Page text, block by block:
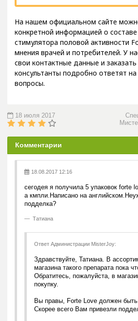
На нашем официальном сайте
конкретной информацией о
стимулятора половой активности
мнения врачей и потребителей. У
свои контактные данные и
консультанты подробно ответят
вопросы.
18 июля 2017
Комментарии
18.08.2017 12:16
сегодея я получила 5 упаковок forte
а кмпли.Написано на
подделка?
Татиана
Ответ Администрации MisterJoy:
Здравствуйте, Татиана. В
магазина такого препарата пока
Обратитесь, пожалуйста, в
покупку.
Вы правы, Forte Love должен быть
Скорее всего Вам привезли